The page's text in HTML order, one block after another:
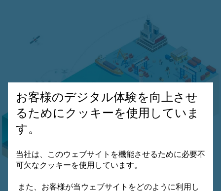
お客様のデジタル体験を向上させ
るためにクッキーを使用していま
す。
当社は、このウェブサイトを機能させるために必要不
可欠なクッキーを使用しています。
また、お客様が当ウェブサイトをどのように利用し